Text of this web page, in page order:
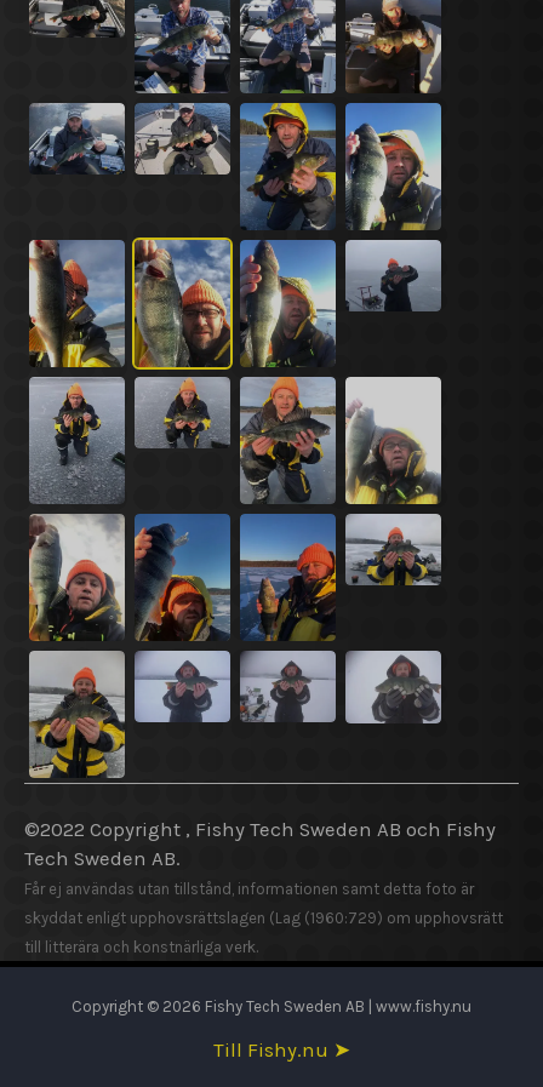
©2022 Copyright , Fishy Tech Sweden AB och Fishy
Tech Sweden AB.
Får ej användas utan tillstånd, informationen samt detta foto är
skyddat enligt upphovsrättslagen (Lag (1960:729) om upphovsrätt
till litterära och konstnärliga verk.
Copyright © 2026 Fishy Tech Sweden AB | www.fishy.nu
Till Fishy.nu ➤